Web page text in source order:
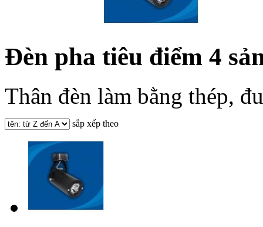
Đèn pha tiêu điểm 4
Thân đèn làm bằng thép,
sắp xếp theo